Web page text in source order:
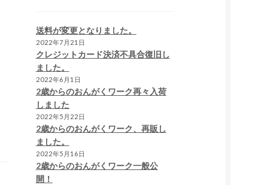
送料が変更となりました。
2022年7月21日
クレジットカード決済不具合復旧し
ました。
2022年6月1日
2歳からのおんがくワーク再々入荷
しました
2022年5月22日
2歳からのおんがくワーク、再販し
ました。
2022年5月16日
2歳からのおんがくワーク一般公
開！